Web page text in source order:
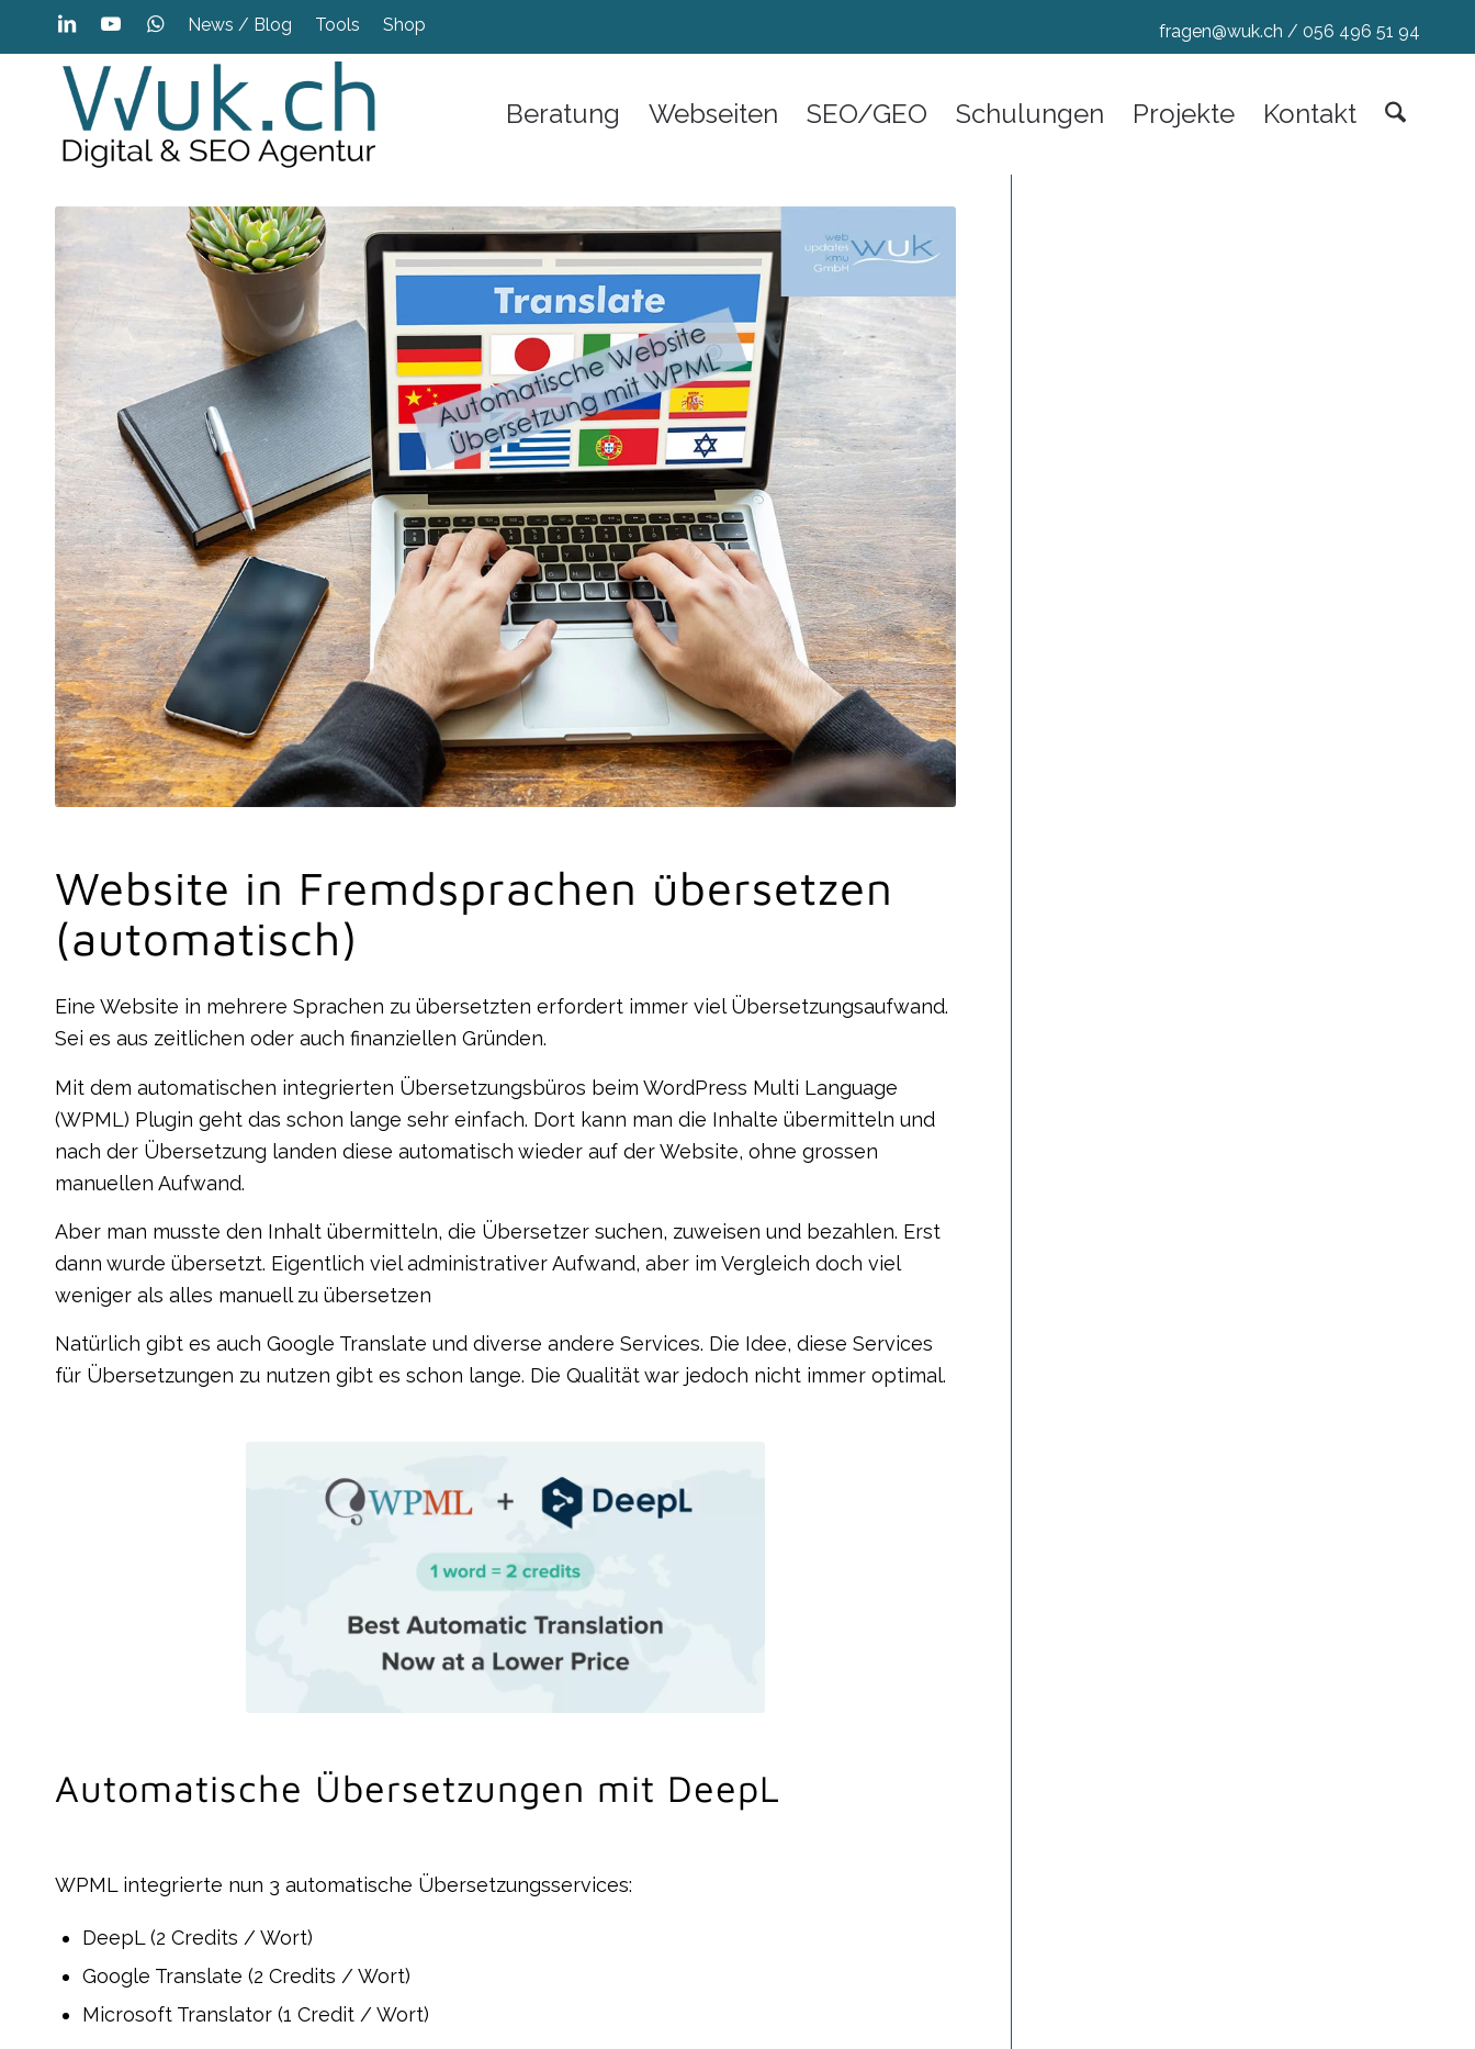
News / Blog Tools Shop fragen@wuk.ch / 056 496 51 94
Beratung Webseiten SEO/GEO Schulungen Projekte Kontakt
Website in Fremdsprachen übersetzen
(automatisch)
Eine Website in mehrere Sprachen zu übersetzten erfordert immer viel Übersetzungsaufwand.
Sei es aus zeitlichen oder auch finanziellen Gründen.
Mit dem automatischen integrierten Übersetzungsbüros beim WordPress Multi Language
(WPML) Plugin geht das schon lange sehr einfach. Dort kann man die Inhalte übermitteln und
nach der Übersetzung landen diese automatisch wieder auf der Website, ohne grossen
manuellen Aufwand.
Aber man musste den Inhalt übermitteln, die Übersetzer suchen, zuweisen und bezahlen. Erst
dann wurde übersetzt. Eigentlich viel administrativer Aufwand, aber im Vergleich doch viel
weniger als alles manuell zu übersetzen
Natürlich gibt es auch Google Translate und diverse andere Services. Die Idee, diese Services
für Übersetzungen zu nutzen gibt es schon lange. Die Qualität war jedoch nicht immer optimal.
Automatische Übersetzungen mit DeepL
WPML integrierte nun 3 automatische Übersetzungsservices:
DeepL (2 Credits / Wort)
Google Translate (2 Credits / Wort)
Microsoft Translator (1 Credit / Wort)